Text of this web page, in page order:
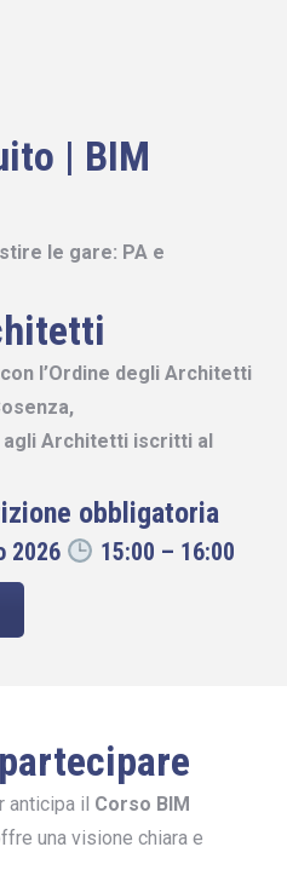
| BIM
le gare: PA e
l’Ordine degli Architetti
agli Architetti iscritti al
obbligatoria
2026 15:00 – 16:00
anticipa il Corso BIM
una visione chiara e